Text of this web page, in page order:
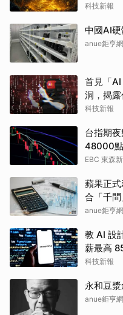
科技新報
中國AI
anue鉅亨網
首見「
洞，揭
科技新報
台指期
48000點
EBC 東森
蘋果正
合「千
anue鉅亨網
教 AI 設
薪最高
科技新報
永和豆
anue鉅亨網